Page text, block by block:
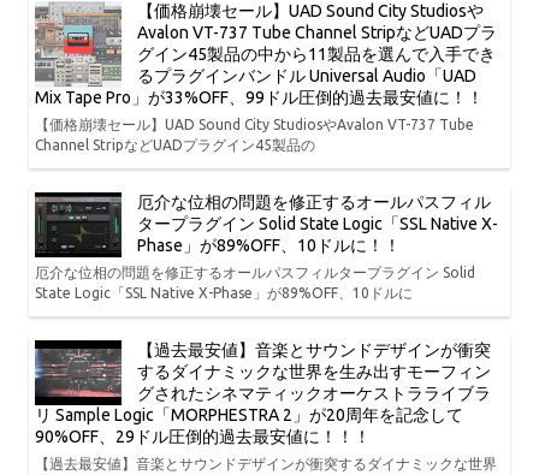
【価格崩壊セール】UAD Sound City Studiosや
Avalon VT-737 Tube Channel StripなどUADプラ
グイン45製品の中から11製品を選んで入手でき
るプラグインバンドル Universal Audio「UAD
Mix Tape Pro」が33%OFF、99ドル圧倒的過去最安値に！！
【価格崩壊セール】UAD Sound City StudiosやAvalon VT-737 Tube
Channel StripなどUADプラグイン45製品の
厄介な位相の問題を修正するオールパスフィル
タープラグイン Solid State Logic「SSL Native X-
Phase」が89%OFF、10ドルに！！
厄介な位相の問題を修正するオールパスフィルタープラグイン Solid
State Logic「SSL Native X-Phase」が89%OFF、10ドルに
【過去最安値】音楽とサウンドデザインが衝突
するダイナミックな世界を生み出すモーフィン
グされたシネマティックオーケストラライブラ
リ Sample Logic「MORPHESTRA 2」が20周年を記念して
90%OFF、29ドル圧倒的過去最安値に！！！
【過去最安値】音楽とサウンドデザインが衝突するダイナミックな世界